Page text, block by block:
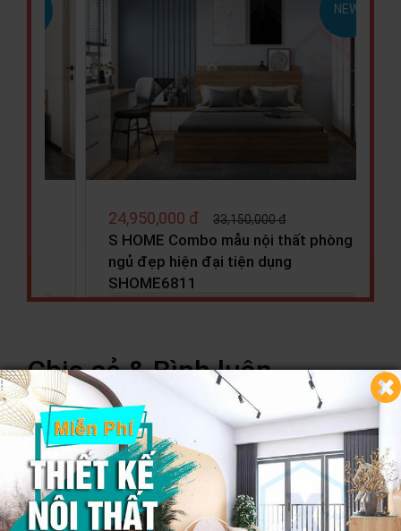
NEW
27,990,000 đ 31,050,000 đ
S HOME Combo mẫu nội thất phòng
ngủ cho bé đẹp hiện đại tiện…
Chia sẻ & Bình luận
Sản phẩm khác